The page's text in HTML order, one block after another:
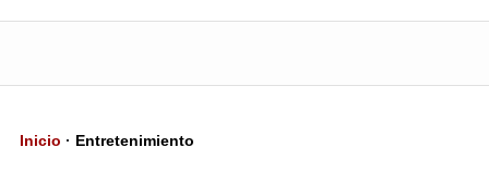
Inicio · Entretenimiento